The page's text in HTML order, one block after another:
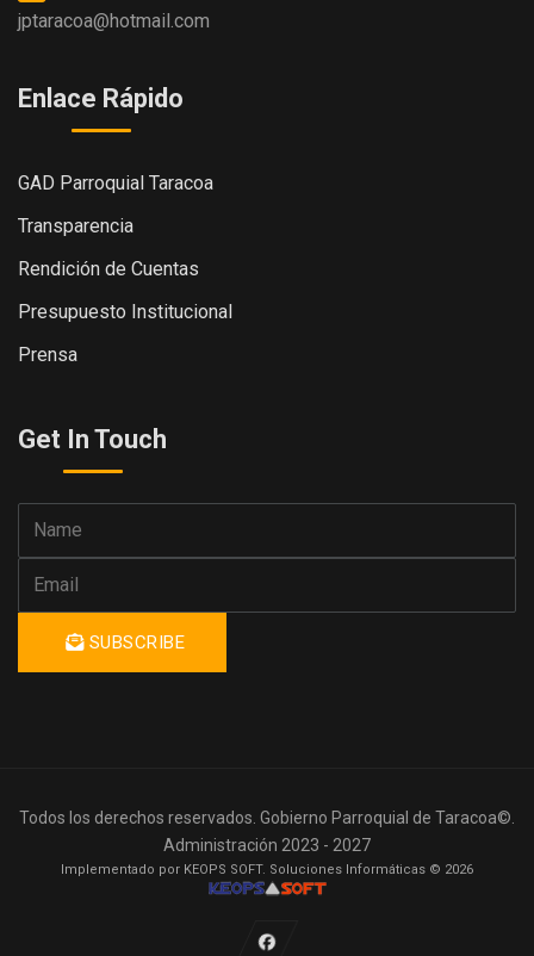
jptaracoa@hotmail.com
Enlace Rápido
GAD Parroquial Taracoa
Transparencia
Rendición de Cuentas
Presupuesto Institucional
Prensa
Get In Touch
SUBSCRIBE
Todos los derechos reservados. Gobierno Parroquial de Taracoa©.
Administración 2023 - 2027
Implementado por KEOPS SOFT. Soluciones Informáticas © 2026